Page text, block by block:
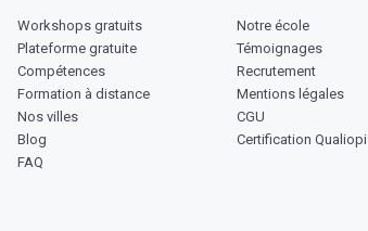
Workshops gratuits
Plateforme gratuite
Compétences
Formation à distance
Nos villes
Blog
FAQ
Notre école
Témoignages
Recrutement
Mentions légales
CGU
Certification Qualiopi